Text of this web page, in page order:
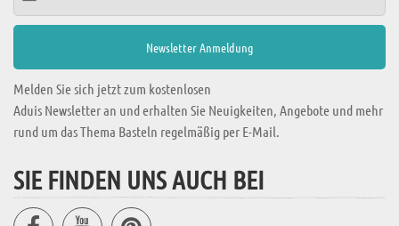
Melden Sie sich jetzt zum kostenlosen
Aduis Newsletter an und erhalten Sie Neuigkeiten, Angebote und mehr
rund um das Thema Basteln regelmäßig per E-Mail.
SIE FINDEN UNS AUCH BEI